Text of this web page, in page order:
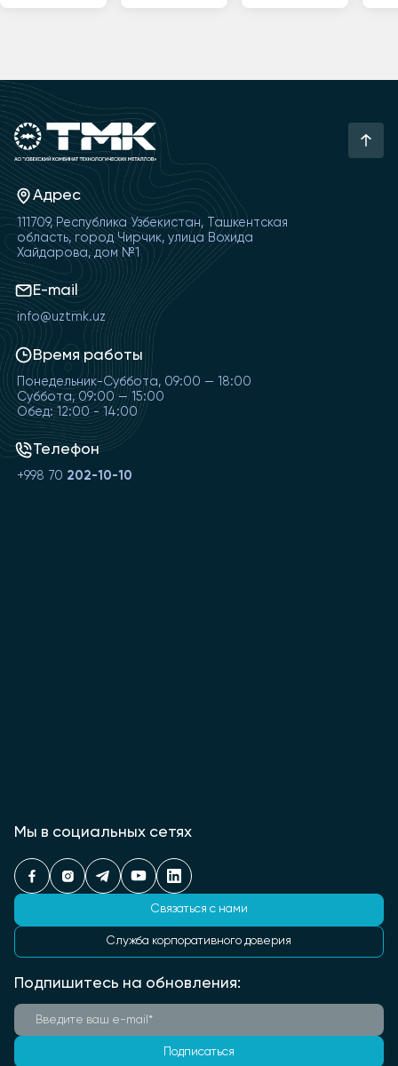
Адрес
111709, Республика Узбекистан, Ташкентская
область, город Чирчик, улица Вохида
Хайдарова, дом №1
E-mail
info@uztmk.uz
Время работы
Понедельник-Суббота, 09:00 — 18:00
Суббота, 09:00 — 15:00
Обед: 12:00 - 14:00
Телефон
+998 70 202-10-10
Мы в социальных сетях
Связаться с нами
Служба корпоративного доверия
Подпишитесь на обновления:
Подписаться